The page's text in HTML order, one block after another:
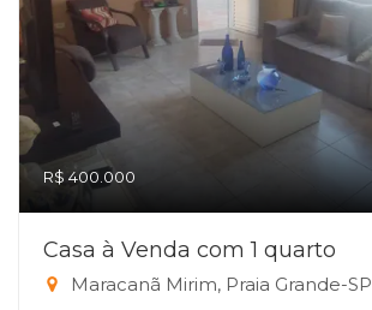
R$ 400.000
Casa à Venda com 1 quarto
Maracanã Mirim, Praia Grande-SP